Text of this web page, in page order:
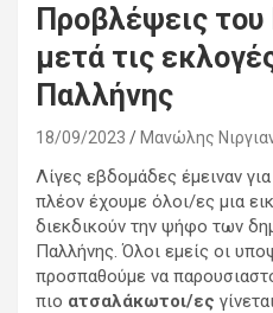
Προβλέψεις
μετά τις
Παλλήνης
18/09/2023 Μανώλης
Λίγες εβδομάδες έμειναν
πλέον έχουμε όλοι/ες μια
διεκδικούν την ψήφο των
Παλλήνης. Όλοι εμείς οι
προσπαθούμε να
πιο ατσαλάκωτοι/ες